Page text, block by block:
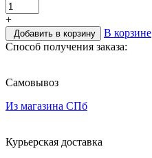
+
Добавить в корзину В корзине
Способ получения заказа:
Самовывоз
Из магазина СПб
Курьерская доставка